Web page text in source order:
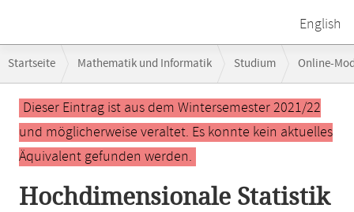
English
Navigation
Startseite Mathematik und Informatik Studium Online-
Hauptinhalt
Dieser Eintrag ist aus dem Wintersemester 2021/22
und möglicherweise veraltet. Es konnte kein aktuelles
Äquivalent gefunden werden.
Hochdimensionale Statistik